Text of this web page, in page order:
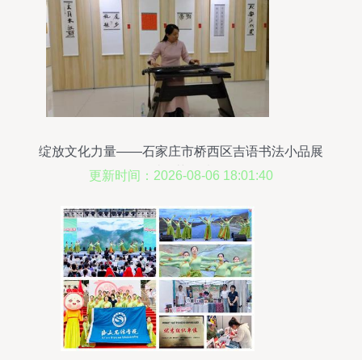
绽放文化力量——石家庄市桥西区吉语书法小品展
示爱国英雄情怀
更新时间：2026-08-06 18:01:40